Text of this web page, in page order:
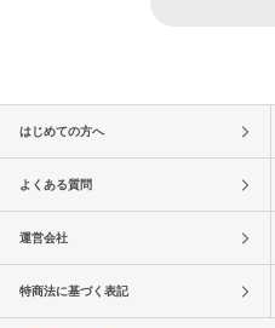
はじめての方へ
よくある質問
運営会社
特商法に基づく表記